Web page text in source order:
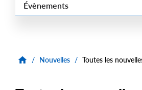
Évènements
/ Nouvelles / Toutes les